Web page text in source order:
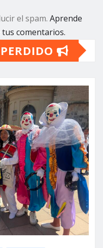
el spam. Aprende
comentarios.